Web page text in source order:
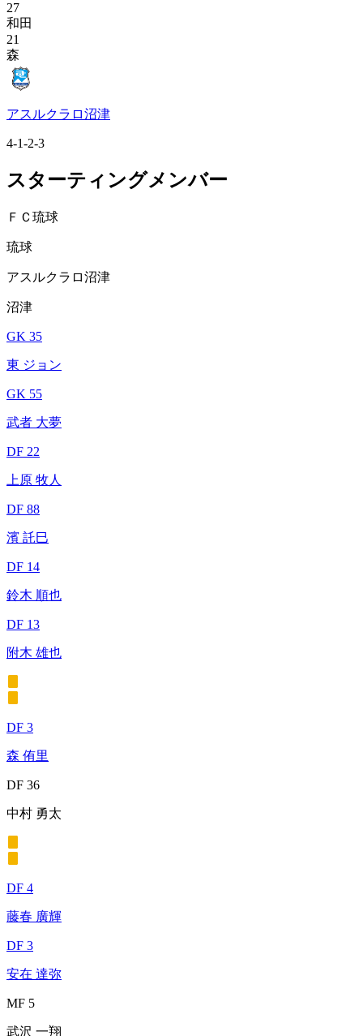
27
和田
21
森
アスルクラロ沼津
4-1-2-3
スターティングメンバー
ＦＣ琉球
琉球
アスルクラロ沼津
沼津
GK 35
東 ジョン
GK 55
武者 大夢
DF 22
上原 牧人
DF 88
濱 託巳
DF 14
鈴木 順也
DF 13
附木 雄也
DF 3
森 侑里
DF 36
中村 勇太
DF 4
藤春 廣輝
DF 3
安在 達弥
MF 5
武沢 一翔